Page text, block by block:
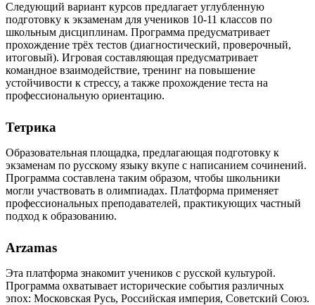
Следующий вариант курсов предлагает углубленную
подготовку к экзаменам для учеников 10-11 классов по
школьным дисциплинам. Программа предусматривает
прохождение трёх тестов (диагностический, проверочный,
итоговый). Игровая составляющая предусматривает
командное взаимодействие, тренинг на повышение
устойчивости к стрессу, а также прохождение теста на
профессиональную ориентацию.
Тетрика
Образовательная площадка, предлагающая подготовку к
экзаменам по русскому языку вкупе с написанием сочинений.
Программа составлена таким образом, чтобы школьники
могли участвовать в олимпиадах. Платформа применяет
профессиональных преподавателей, практикующих частный
подход к образованию.
Arzamas
Эта платформа знакомит учеников с русской культурой.
Программа охватывает исторические события различных
эпох: Московская Русь, Российская империя, Советский Союз.